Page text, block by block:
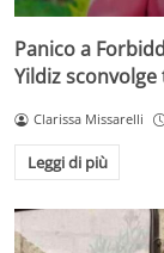
Panico a
Yildiz
Clarissa Missarelli
Leggi di più